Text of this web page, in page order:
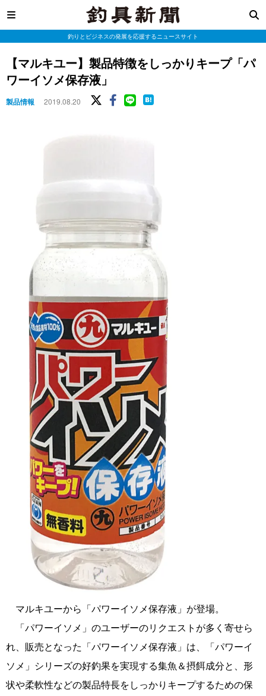
釣りとビジネスの発展を応援するニュースサイト
【マルキユー】製品特徴をしっかりキープ「パ
ワーイソメ保存液」
製品情報 2019.08.20
マルキユーから「パワーイソメ保存液」が登場。
「パワーイソメ」のユーザーのリクエストが多く寄せら
れ、販売となった「パワーイソメ保存液」は、「パワーイ
ソメ」シリーズの好釣果を実現する集魚＆摂餌成分と、形
状や柔軟性などの製品特長をしっかりキープするための保